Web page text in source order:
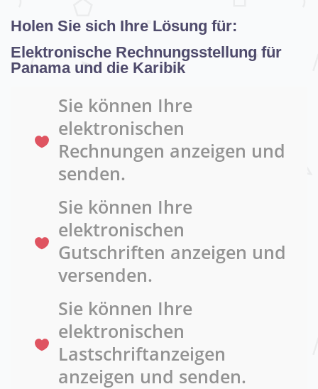
Holen Sie sich Ihre Lösung für:
Elektronische Rechnungsstellung für
Panama und die Karibik
Sie können Ihre
elektronischen
Rechnungen anzeigen und
senden.
Sie können Ihre
elektronischen
Gutschriften anzeigen und
versenden.
Sie können Ihre
elektronischen
Lastschriftanzeigen
anzeigen und senden.